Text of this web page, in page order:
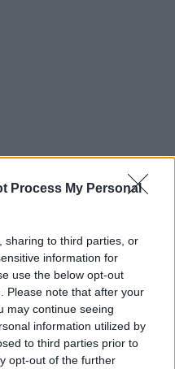
Process My Personal
sharing to third parties, or
information for
use the below opt-out
Please note that after your
may continue seeing
information utilized by
to third parties prior to
opt-out of the further